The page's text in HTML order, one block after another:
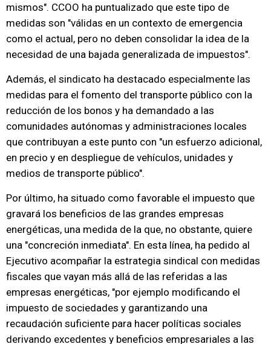
mismos". CCOO ha puntualizado que este tipo de
medidas son "válidas en un contexto de emergencia
como el actual, pero no deben consolidar la idea de la
necesidad de una bajada generalizada de impuestos".
Además, el sindicato ha destacado especialmente las
medidas para el fomento del transporte público con la
reducción de los bonos y ha demandado a las
comunidades autónomas y administraciones locales
que contribuyan a este punto con "un esfuerzo adicional,
en precio y en despliegue de vehículos, unidades y
medios de transporte público".
Por último, ha situado como favorable el impuesto que
gravará los beneficios de las grandes empresas
energéticas, una medida de la que, no obstante, quiere
una "concreción inmediata". En esta línea, ha pedido al
Ejecutivo acompañar la estrategia sindical con medidas
fiscales que vayan más allá de las referidas a las
empresas energéticas, "por ejemplo modificando el
impuesto de sociedades y garantizando una
recaudación suficiente para hacer políticas sociales
derivando excedentes y beneficios empresariales a las